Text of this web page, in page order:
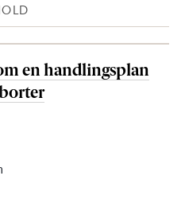
en handlingsplan